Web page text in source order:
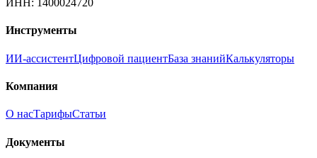
ИНН: 1400024720
Инструменты
ИИ-ассистентЦифровой пациентБаза знанийКалькуляторы
Компания
О насТарифыСтатьи
Документы